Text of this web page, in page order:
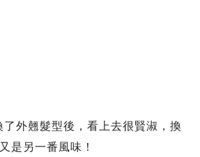
外翹髮型後，看上去很賢淑，換
是另一番風味！